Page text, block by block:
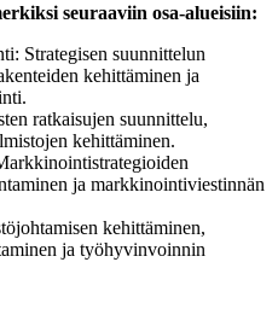
seuraaviin osa-alueisiin:
Strategisen suunnittelun
kehittäminen ja
ratkaisujen suunnittelu,
kehittäminen.
ja markkinointiviestinnän
kehittäminen,
ja työhyvinvoinnin